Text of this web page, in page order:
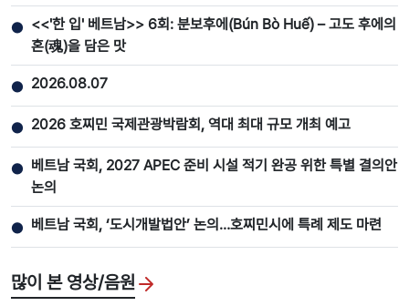
● <<'한 입' 베트남>> 6회: 분보후에(Bún Bò Huế) – 고도 후에의
혼(魂)을 담은 맛
● 2026.08.07
● 2026 호찌민 국제관광박람회, 역대 최대 규모 개최 예고
● 베트남 국회, 2027 APEC 준비 시설 적기 완공 위한 특별 결의안
논의
● 베트남 국회, ‘도시개발법안’ 논의…호찌민시에 특례 제도 마련
많이 본 영상/음원